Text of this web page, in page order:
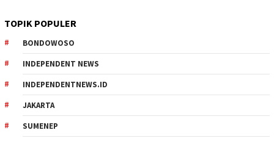
TOPIK POPULER
BONDOWOSO
INDEPENDENT NEWS
INDEPENDENTNEWS.ID
JAKARTA
SUMENEP